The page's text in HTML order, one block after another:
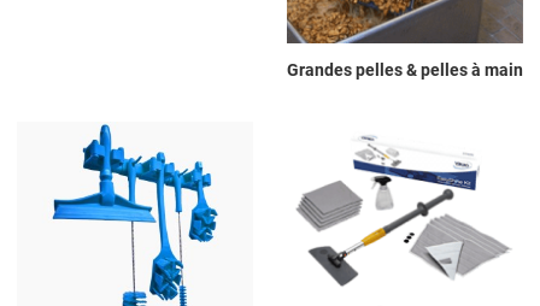
Grandes pelles & pelles à main